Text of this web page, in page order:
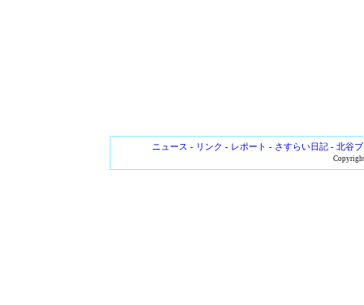
ニュース - リンク - レポート - さすらい日記- 北谷